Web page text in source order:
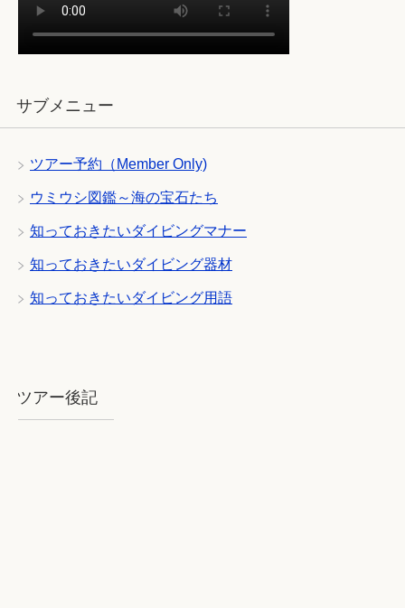
サブメニュー
ツアー予約（Member Only)
ウミウシ図鑑～海の宝石たち
知っておきたいダイビングマナー
知っておきたいダイビング器材
知っておきたいダイビング用語
ツアー後記